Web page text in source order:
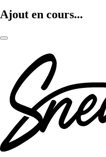
Ajout en cours...